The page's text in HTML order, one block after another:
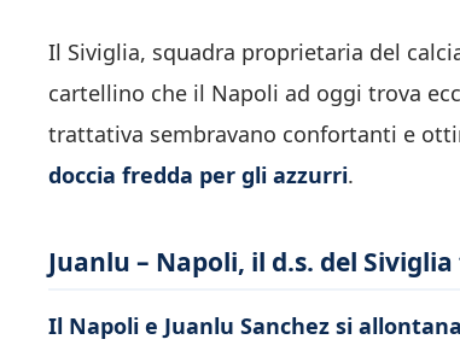
Il Siviglia, squadra proprietaria del
cartellino che il Napoli ad oggi trova
trattativa sembravano confortanti e
doccia fredda per gli azzurri.
Juanlu – Napoli, il d.s. del
Il Napoli e Juanlu Sanchez si